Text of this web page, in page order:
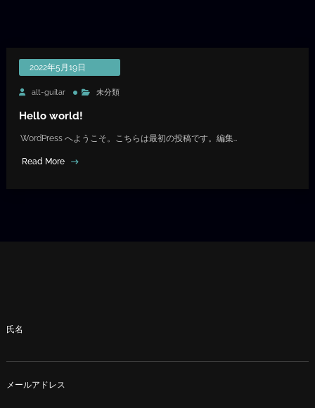
2022年5月19日
alt-guitar 未分類
Hello world!
WordPress へようこそ。こちらは最初の投稿です。編集…
Read More
氏名
メールアドレス